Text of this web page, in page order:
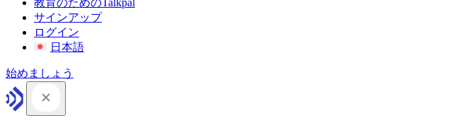
教育のためのTalkpal
サインアップ
ログイン
日本語
始めましょう